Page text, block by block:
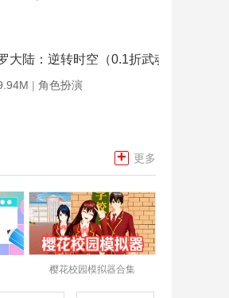
大陆：逆转时空（0.1折武魂觉醒）
| 角色扮演
+ 更多
樱花校园模拟器合集